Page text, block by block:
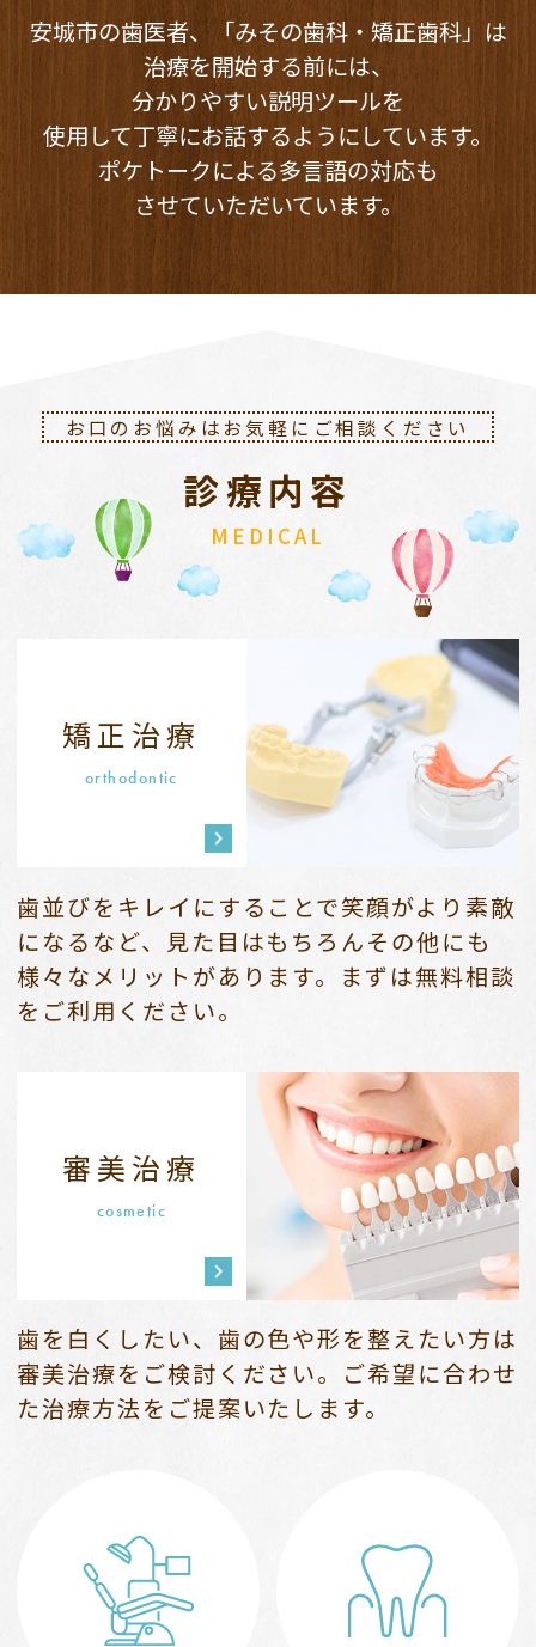
安城市の歯医者、「みその歯科・矯正歯科」は
治療を開始する前には、
分かりやすい説明ツールを
使用して丁寧にお話するようにしています。
ポケトークによる多言語の対応も
させていただいています。
お口のお悩みはお気軽にご相談ください
診療内容
MEDICAL
矯正治療
orthodontic
歯並びをキレイにすることで笑顔がより素敵
になるなど、
見た目はもちろんその他にも
様々なメリットがあります。 まずは無料相談
をご利用ください。
審美治療
cosmetic
歯を白くしたい、歯の色や形を整えたい方は
審美治療をご検討ください。 ご希望に合わせ
た治療方法をご提案いたします。